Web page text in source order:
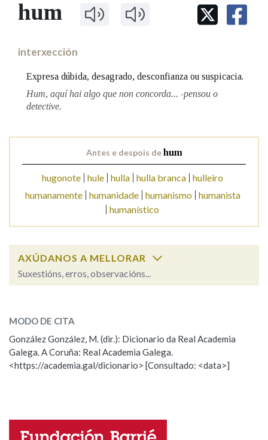
IDENTIDADE CORPORATIVA
MARCIAL DEL ADALID
FIGURAS HOMENAXEADAS
PRIMAVERA DAS LETRAS
PORTAL DAS PALABRAS
Facebook
TwitterYoutubeInstagram
Bluesky
BUSCAR NOS LEMAS
Remata por
BUSCAR NO CONTIDO
Nos exemplos
OUTRAS OPCIÓNS DE BUSCA
hum
interxección
Expresa dúbida, desagrado, desconfianza ou suspicacia.
Hum, aquí hai algo que non concorda... -pensou o
detective.
Antes e despois dehum
hugonote hule hulla hulla branca hulleiro
humanamente
humanidade humanismo
humanista
humanístico
AXÚDANOS A MELLORAR
Suxestións, erros, observacións...
ESCOLLE UNHA OPCIÓN:
Observación Hai un erro na palabra
Propoño mellorar a definición
Nome
MODO DE CITA
González González, M. (dir.): Dicionario da Real Academia
Galega. A Coruña: Real Academia Galega.
<https://academia.gal/dicionario> [Consultado: <data>]